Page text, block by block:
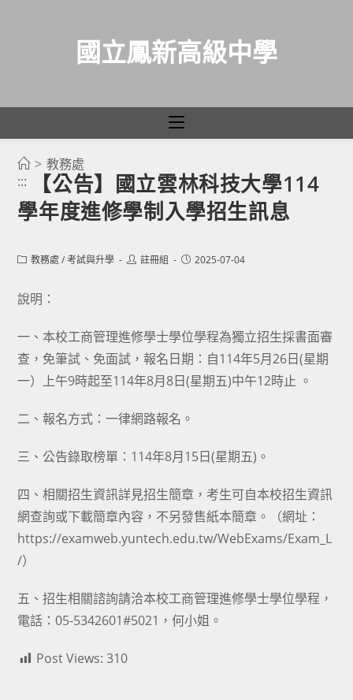
國立鳳新高級中學
> 教務處
:::
【公告】國立雲林科技大學114
學年度進修學制入學招生訊息
Post教務處 / 考試與升學
Post註冊組
Post2025-07-04
說明：
一、本校工商管理進修學士學位學程為獨立招生採書面審
查，免筆試、免面試，報名日期：自114年5月26日(星期
一）上午9時起至114年8月8日(星期五)中午12時止 。
二、報名方式：一律網路報名。
三、公告錄取榜單：114年8月15日(星期五)。
四、相關招生資訊詳見招生簡章，考生可自本校招生資訊
網查詢或下載簡章內容，不另發售紙本簡章。（網址：
https://examweb.yuntech.edu.tw/WebExams/Exam_L
/）
五、招生相關諮詢請洽本校工商管理進修學士學位學程，
電話：05-5342601#5021，何小姐。
Post Views: 310